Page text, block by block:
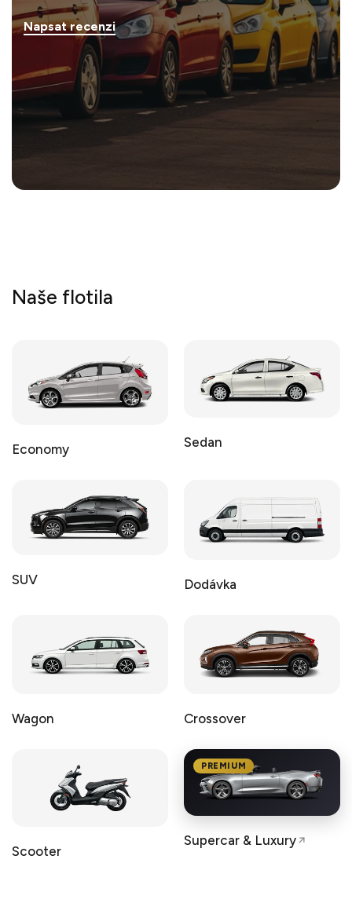
Napsat recenzi
Naše flotila
Economy Sedan
SUV Dodávka
Wagon Crossover
Scooter
PREMIUM
Supercar & Luxury